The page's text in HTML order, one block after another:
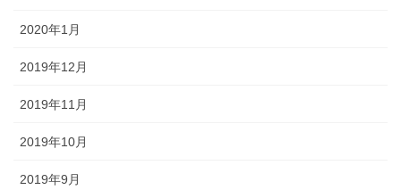
2020年1月
2019年12月
2019年11月
2019年10月
2019年9月